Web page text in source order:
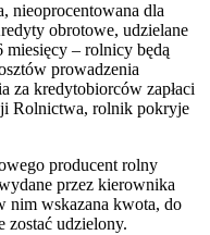
nieoprocentowana dla
obrotowe, udzielane
miesięcy – rolnicy będą
prowadzenia
za kredytobiorców zapłaci
Rolnictwa, rolnik pokryje
producent rolny
przez kierownika
nim wskazana kwota, do
zostać udzielony.